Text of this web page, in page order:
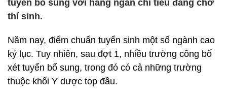
tuyển bổ sung với hàng ngàn chỉ tiêu đang chờ
thí sinh.
Năm nay, điểm chuẩn tuyển sinh một số ngành cao
kỷ lục. Tuy nhiên, sau đợt 1, nhiều trường công bố
xét tuyển bổ sung, trong đó có cả những trường
thuộc khối Y dược top đầu.